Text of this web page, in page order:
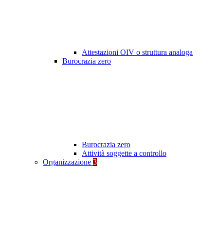
Attestazioni OIV o struttura analoga
Burocrazia zero
Burocrazia zero
Attività soggette a controllo
Organizzazione 3